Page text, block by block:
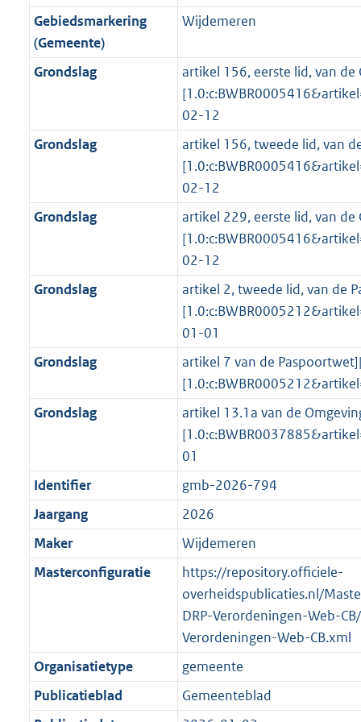
o
m
a
f
r
m
t
n
o
r
a
i
f
o
a
K
b
o
t
e
:
3
K
b
o
t
t
:
3
K
b
Gebiedsmarkering
(Gemeente)
Wijdemeren
Grondslag
artikel 156, eerste lid, van de
02-12
Grondslag
artikel 156, tweede lid, van
02-12
Grondslag
artikel 229, eerste lid, van de
02-12
Grondslag
artikel 2, tweede lid, van de
01-01
Grondslag
artikel 7 van de Paspoortwet]|
Grondslag
artikel 13.1a van de
01
Identifier
gmb-2026-794
Jaargang
2026
Maker
Wijdemeren
Masterconfiguratie
https://repository.officiele-
overheidspublicaties.nl/
DRP-Verordeningen-Web-
Verordeningen-Web-CB.xml
Organisatietype
gemeente
Publicatieblad
Gemeenteblad